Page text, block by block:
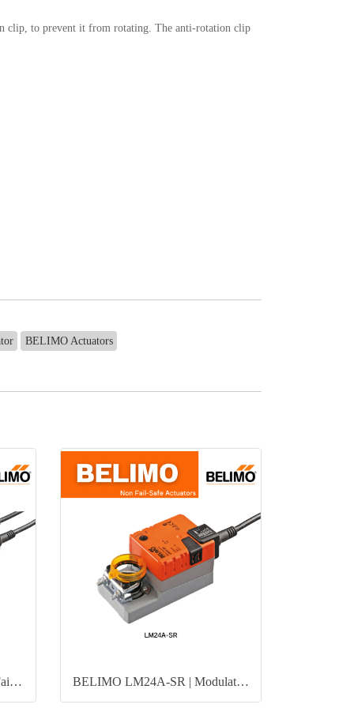
clip, to prevent it from rotating. The anti-rotation clip
BELIMO Actuators
BELIMO NM230A-S | Non Fail-Safe Damper Actuator BELIMO LM24A-SR | Modulating Control Actuator